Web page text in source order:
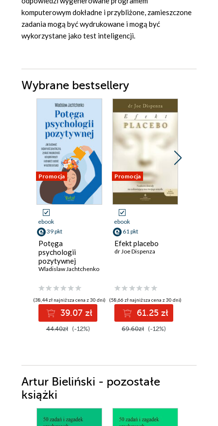
komputerowym dokładne i przybliżone, zamieszczone
zadania mogą być wydrukowane i mogą być
wykorzystane jako test inteligencji.
Wybrane bestsellery
Promocja
ebook
39 pkt
Potęga
psychologii
pozytywnej
Wladislaw Jachtchenko
(38,44 zł najniższa cena z 30 dni)
39.07 zł
44.40zł (-12%)
Promocja
ebook
61 pkt
Efekt placebo
dr Joe Dispenza
(58,66 zł najniższa cena z 30 dni)
61.25 zł
69.60zł (-12%)
Artur Bieliński - pozostałe
książki